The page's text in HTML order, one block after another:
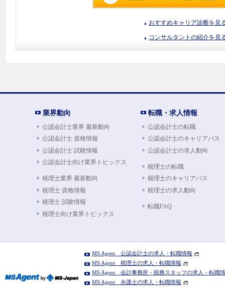
おすすめキャリア診断を見
コンサルタントの紹介を見
業界動向
公認会計士業界 最新動向
公認会計士 資格情報
公認会計士 試験情報
公認会計士向け業界トピックス
税理士業界 最新動向
税理士 資格情報
税理士 試験情報
税理士向け業界トピックス
転職・求人情報
公認会計士の転職
公認会計士のキャリアパス
公認会計士の求人動向
税理士の転職
税理士のキャリアパス
税理士の求人動向
転職FAQ
MS Agent 公認会計士の求人・転職情報
MS Agent 税理士の求人・転職情報
MS Agent 会計事務所・税務スタッフの求人・転職
MS Agent 弁護士の求人・転職情報